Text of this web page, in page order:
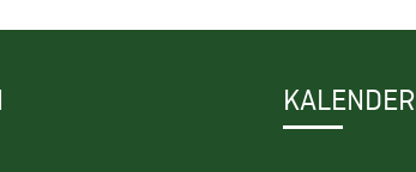
KALENDER